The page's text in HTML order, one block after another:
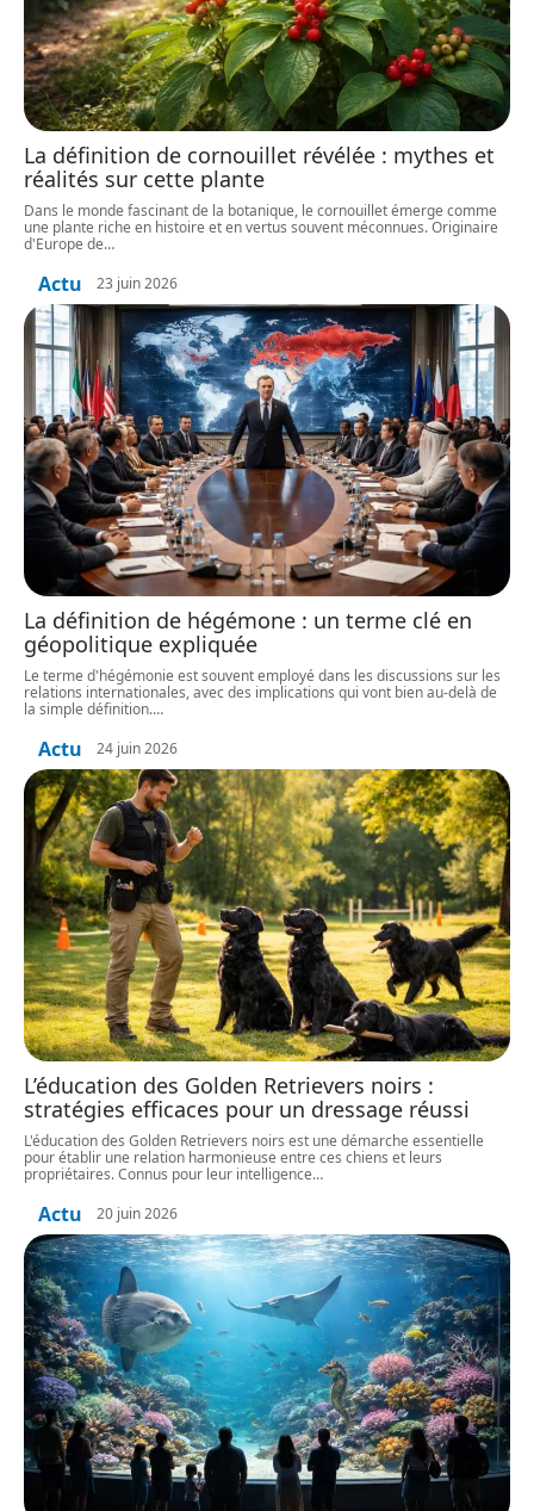
La définition de cornouillet révélée : mythes et
réalités sur cette plante
Dans le monde fascinant de la botanique, le cornouillet émerge comme
une plante riche en histoire et en vertus souvent méconnues. Originaire
d'Europe de…
Actu 23 juin 2026
La définition de hégémone : un terme clé en
géopolitique expliquée
Le terme d'hégémonie est souvent employé dans les discussions sur les
relations internationales, avec des implications qui vont bien au-delà de
la simple définition.…
Actu 24 juin 2026
L’éducation des Golden Retrievers noirs :
stratégies efficaces pour un dressage réussi
L'éducation des Golden Retrievers noirs est une démarche essentielle
pour établir une relation harmonieuse entre ces chiens et leurs
propriétaires. Connus pour leur intelligence…
Actu 20 juin 2026